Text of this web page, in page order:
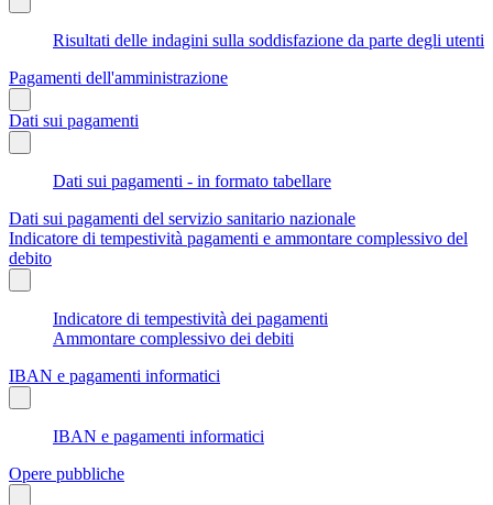
Risultati delle indagini sulla soddisfazione da parte degli utenti
Pagamenti dell'amministrazione
Dati sui pagamenti
Dati sui pagamenti - in formato tabellare
Dati sui pagamenti del servizio sanitario nazionale
Indicatore di tempestività pagamenti e ammontare complessivo del
debito
Indicatore di tempestività dei pagamenti
Ammontare complessivo dei debiti
IBAN e pagamenti informatici
IBAN e pagamenti informatici
Opere pubbliche